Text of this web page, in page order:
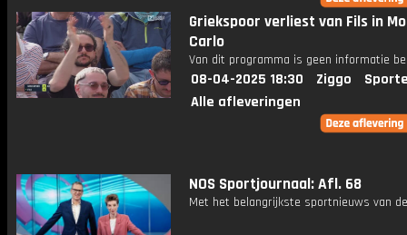
Griekspoor verliest van Fils in
Carlo
Van dit programma is geen informatie
08-04-2025 18:30 Ziggo
Alle afleveringen
NOS Sportjournaal: Afl. 68
Met het belangrijkste sportnieuws van